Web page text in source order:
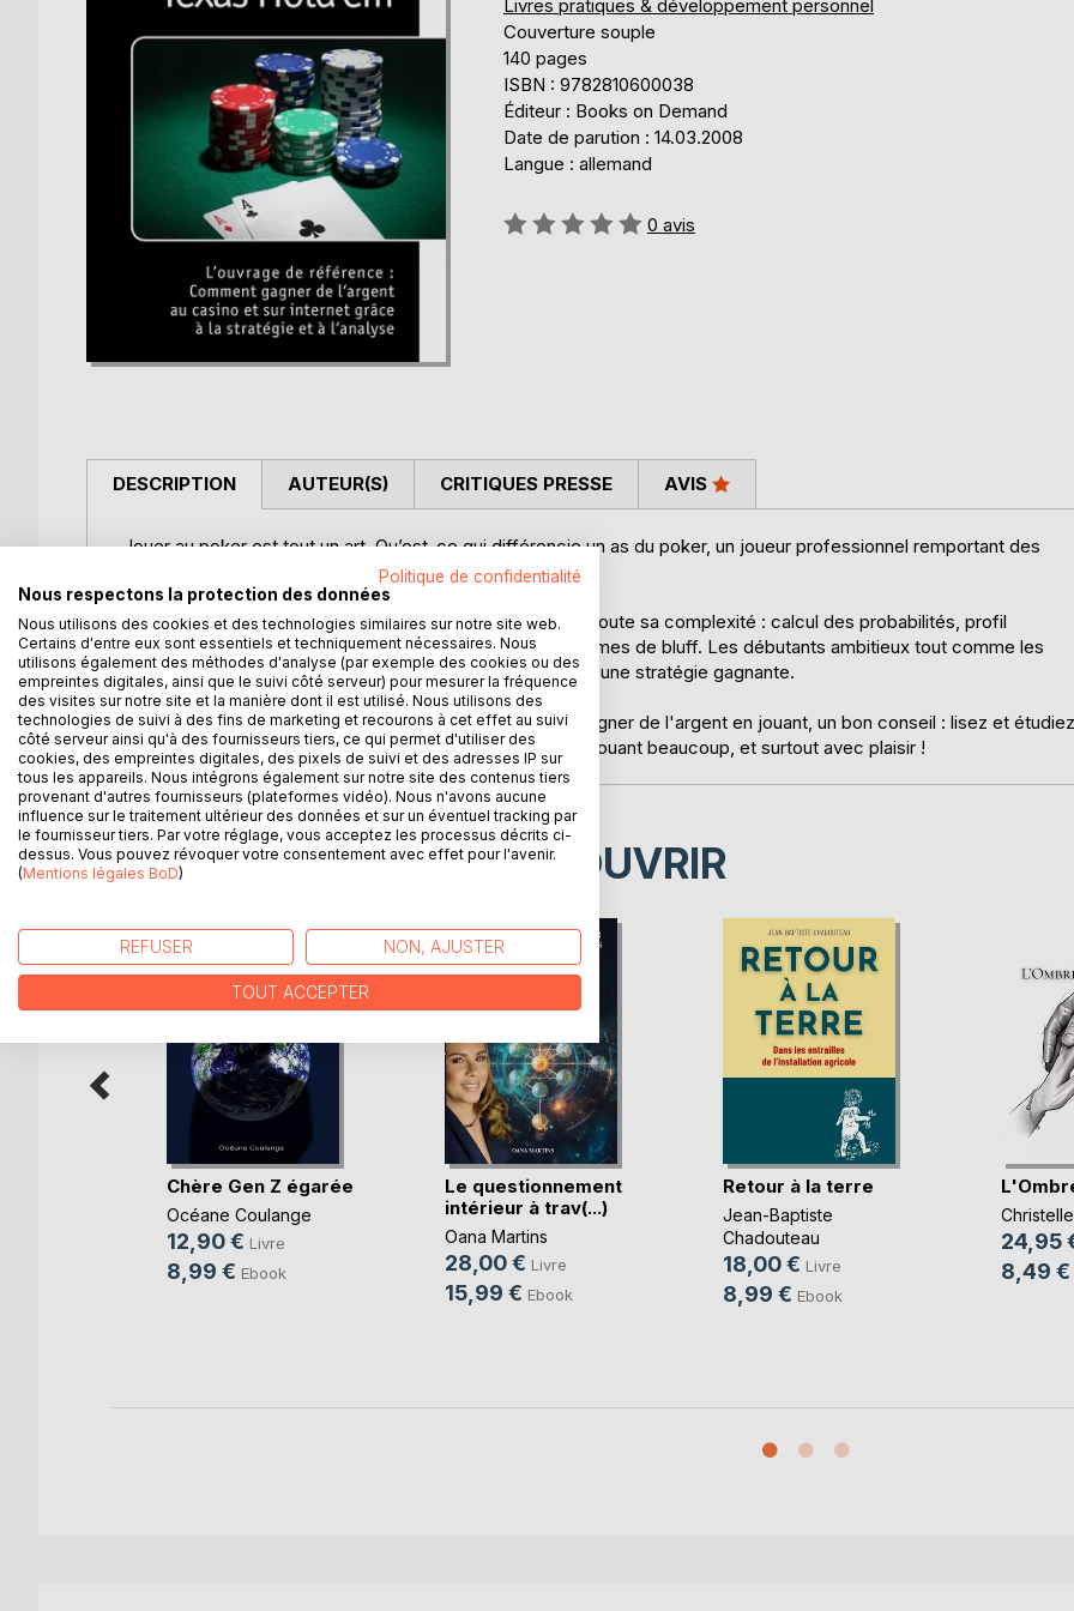
Livres pratiques & développement personnel
Couverture souple
140 pages
ISBN : 9782810600038
Éditeur : Books on Demand
Date de parution : 14.03.2008
Langue : allemand
Évaluation:
0 avis
DESCRIPTION
Jouer au poker est tout un art. Qu’est-ce qui différencie un as du poker, un joueur professionnel remportant des
sommes d’argent considérables du joueur lambda ?
Eloy Beihofer nous fait découvrir l'univers du poker dans toute sa complexité : calcul des probabilités, profil
psychologique des joueurs, mais aussi les différentes formes de bluff. Les débutants ambitieux tout comme les
joueurs confirmés y trouveront les outils pour développer une stratégie gagnante.
Si vous souhaitez vous aussi devenir un as du poker et gagner de l'argent en jouant, un bon conseil : lisez et étudiez
sans relâche cet ouvrage. Puis appliquez votre savoir en jouant beaucoup, et surtout avec plaisir !
AUTEUR(S) CRITIQUES PRESSE AVIS
D’AUTRES TITRES À DÉCOUVRIR
Chère Gen Z égarée
Océane Coulange
12,90 € Livre
8,99 € Ebook
Le questionnement
intérieur à trav(...)
Oana Martins
28,00 € Livre
15,99 € Ebook
Retour à la terre
Jean-Baptiste
Chadouteau
18,00 € Livre
8,99 € Ebook
24,95
8,49 €
Politique de confidentialité
Nous respectons la protection des données
Nous utilisons des cookies et des technologies similaires sur notre site web.
Certains d'entre eux sont essentiels et techniquement nécessaires. Nous
utilisons également des méthodes d'analyse (par exemple des cookies ou des
empreintes digitales, ainsi que le suivi côté serveur) pour mesurer la fréquence
des visites sur notre site et la manière dont il est utilisé. Nous utilisons des
technologies de suivi à des fins de marketing et recourons à cet effet au suivi
côté serveur ainsi qu'à des fournisseurs tiers, ce qui permet d'utiliser des
cookies, des empreintes digitales, des pixels de suivi et des adresses IP sur
tous les appareils. Nous intégrons également sur notre site des contenus tiers
provenant d'autres fournisseurs (plateformes vidéo). Nous n'avons aucune
influence sur le traitement ultérieur des données et sur un éventuel tracking par
le fournisseur tiers. Par votre réglage, vous acceptez les processus décrits ci-
dessus. Vous pouvez révoquer votre consentement avec effet pour l'avenir.
(Mentions légales BoD)
REFUSER NON, AJUSTER
TOUT ACCEPTER